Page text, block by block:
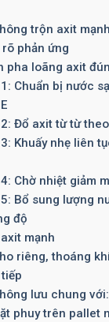
trộn axit
phản ứng
pha loãng axit
Chuẩn bị nước
Đổ axit từ từ
Khuấy nhẹ liên
Chờ nhiệt giảm
Bổ sung lượng
độ
mạnh
riêng, thoáng
lưu chung với:
phuy trên pallet